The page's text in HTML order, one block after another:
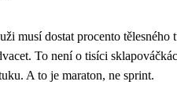
musí dostat procento tělesného
To není o tisíci
A to je maraton, ne sprint.